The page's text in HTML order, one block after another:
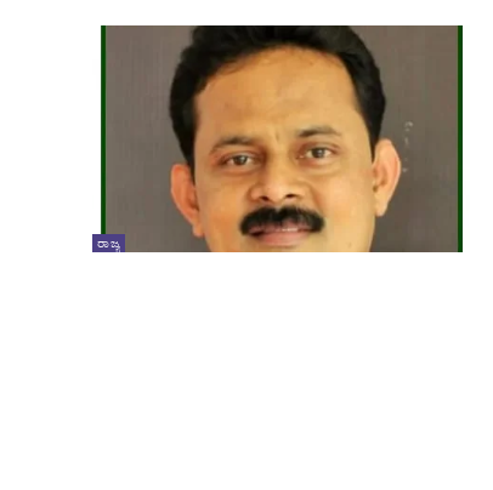
ರಾಜ್ಯ